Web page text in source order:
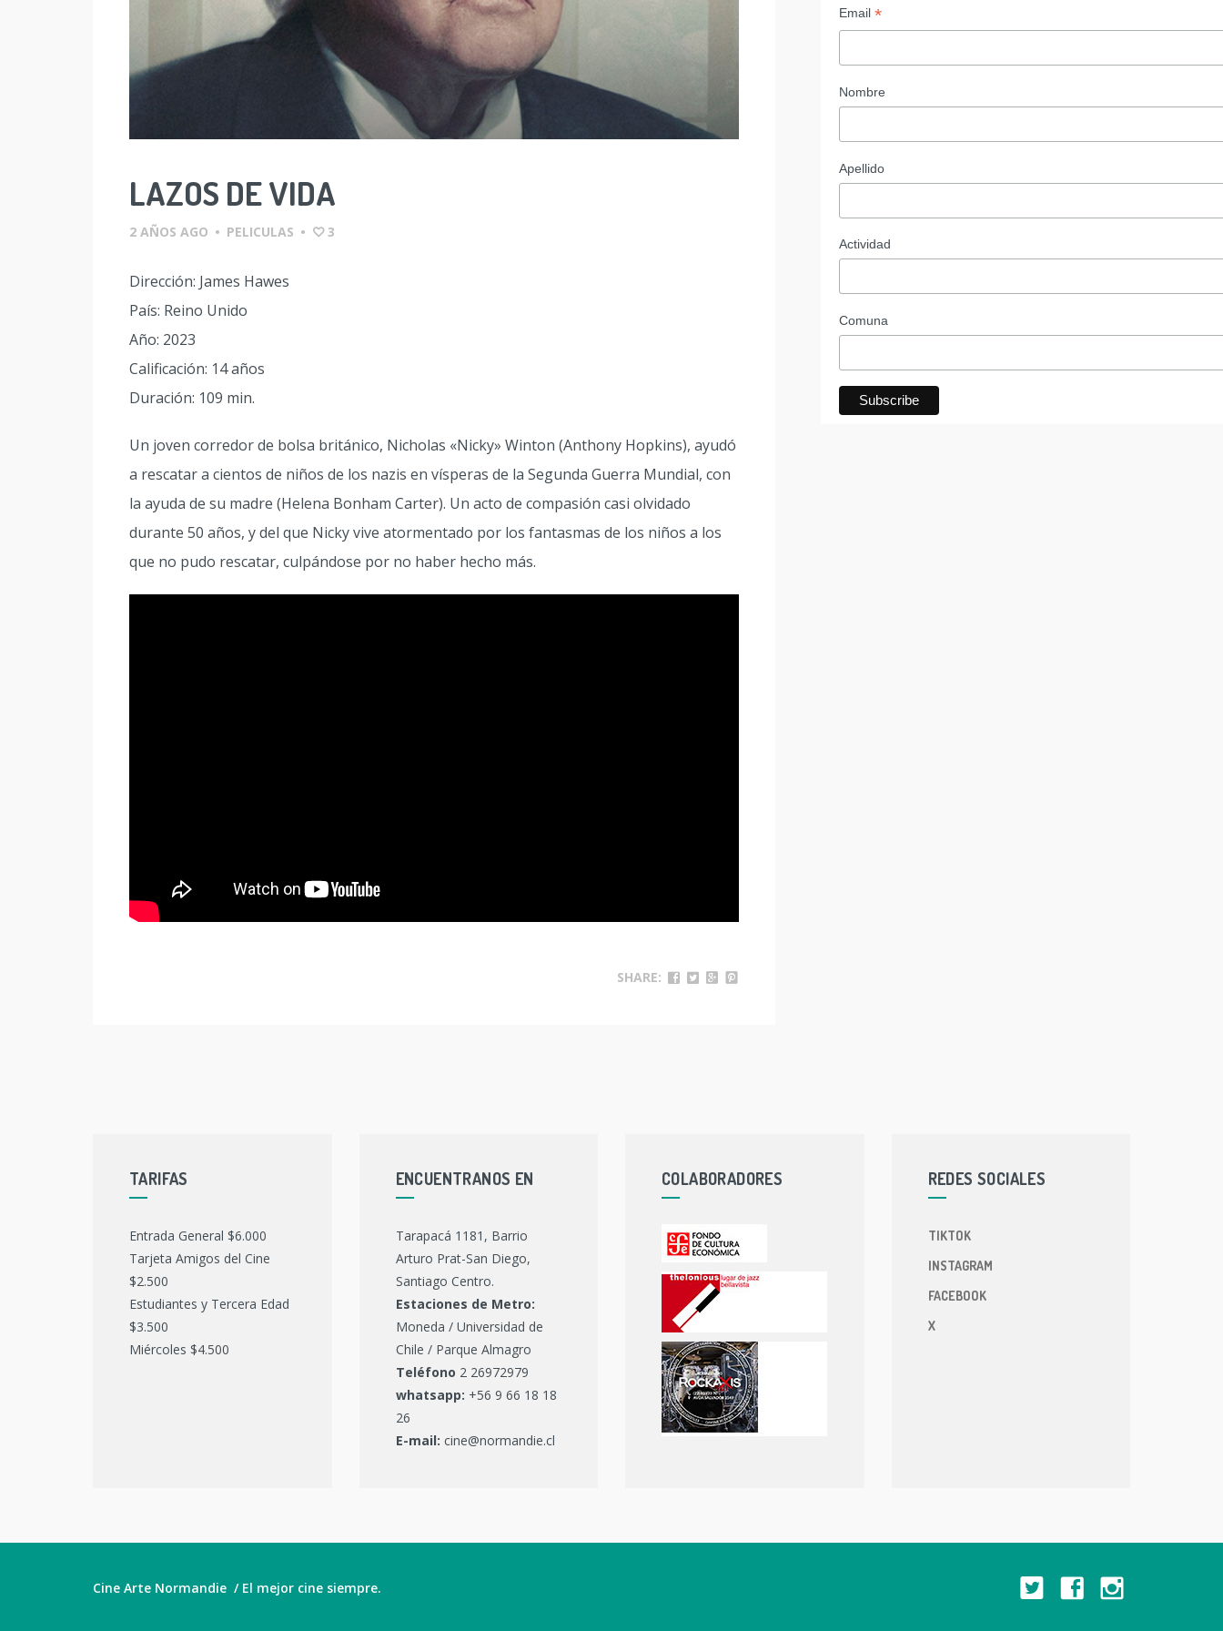
LAZOS DE VIDA
2 AÑOS AGO • PELICULAS • 3
Dirección: James Hawes
País: Reino Unido
Año: 2023
Calificación: 14 años
Duración: 109 min.
Un joven corredor de bolsa británico, Nicholas «Nicky» Winton (Anthony Hopkins), ayudó
a rescatar a cientos de niños de los nazis en vísperas de la Segunda Guerra Mundial, con
la ayuda de su madre (Helena Bonham Carter). Un acto de compasión casi olvidado
durante 50 años, y del que Nicky vive atormentado por los fantasmas de los niños a los
que no pudo rescatar, culpándose por no haber hecho más.
SHARE:
Email *
Nombre
Apellido
Actividad
Comuna
TARIFAS
Entrada General $6.000
Tarjeta Amigos del Cine
$2.500
Estudiantes y Tercera Edad
$3.500
Miércoles $4.500
ENCUENTRANOS EN
Tarapacá 1181, Barrio
Arturo Prat-San Diego,
Santiago Centro.
Estaciones de Metro:
Moneda / Universidad de
Chile / Parque Almagro
Teléfono 2 26972979
whatsapp: +56 9 66 18 18
26
E-mail: cine@normandie.cl
COLABORADORES REDES SOCIALES
TIKTOK
INSTAGRAM
FACEBOOK
X
Cine Arte Normandie / El mejor cine siempre.